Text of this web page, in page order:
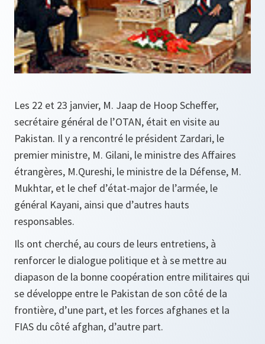
Les 22 et 23 janvier, M. Jaap de Hoop Scheffer,
secrétaire général de l’OTAN, était en visite au
Pakistan. Il y a rencontré le président Zardari, le
premier ministre, M. Gilani, le ministre des Affaires
étrangères, M.Qureshi, le ministre de la Défense, M.
Mukhtar, et le chef d’état-major de l’armée, le
général Kayani, ainsi que d’autres hauts
responsables.
Ils ont cherché, au cours de leurs entretiens, à
renforcer le dialogue politique et à se mettre au
diapason de la bonne coopération entre militaires qui
se développe entre le Pakistan de son côté de la
frontière, d’une part, et les forces afghanes et la
FIAS du côté afghan, d’autre part.